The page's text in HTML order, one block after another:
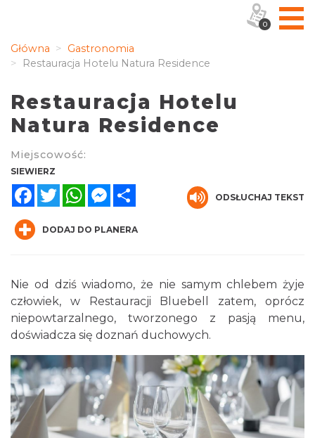
Główna
Gastronomia
Restauracja Hotelu Natura Residence
Restauracja Hotelu
Natura Residence
Miejscowość:
SIEWIERZ
FacebookTwitterWhatsAppMessenger
ODSŁUCHAJ TEKST
DODAJ DO PLANERA
Nie od dziś wiadomo, że nie samym chlebem żyje
człowiek, w Restauracji Bluebell zatem, oprócz
niepowtarzalnego, tworzonego z pasją menu,
doświadcza się doznań duchowych.
0